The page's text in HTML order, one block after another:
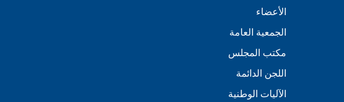
الأعضاء
الجمعية العامة
مكتب المجلس
اللجن الدائمة
الآليات الوطنية